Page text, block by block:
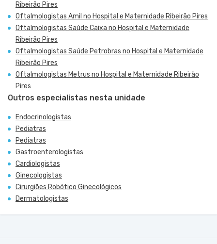
Ribeirão Pires
Oftalmologistas Amil no Hospital e Maternidade Ribeirão Pires
Oftalmologistas Saúde Caixa no Hospital e Maternidade
Ribeirão Pires
Oftalmologistas Saúde Petrobras no Hospital e Maternidade
Ribeirão Pires
Oftalmologistas Metrus no Hospital e Maternidade Ribeirão
Pires
Outros especialistas nesta unidade
Endocrinologistas
Pediatras
Pediatras
Gastroenterologistas
Cardiologistas
Ginecologistas
Cirurgiões Robótico Ginecológicos
Dermatologistas